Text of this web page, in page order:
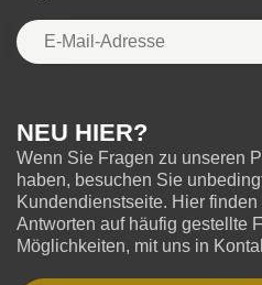
NEU HIER?
Wenn Sie Fragen zu unseren
haben, besuchen Sie
Kundendienstseite. Hier
Antworten auf häufig gestellte
Möglichkeiten, mit uns in